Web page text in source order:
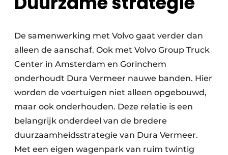
De samenwerking met Volvo gaat verder dan
alleen de aanschaf. Ook met Volvo Group Truck
Center in Amsterdam en Gorinchem
onderhoudt Dura Vermeer nauwe banden. Hier
worden de voertuigen niet alleen opgebouwd,
maar ook onderhouden. Deze relatie is een
belangrijk onderdeel van de bredere
duurzaamheidsstrategie van Dura Vermeer.
Met een eigen wagenpark van ruim twintig